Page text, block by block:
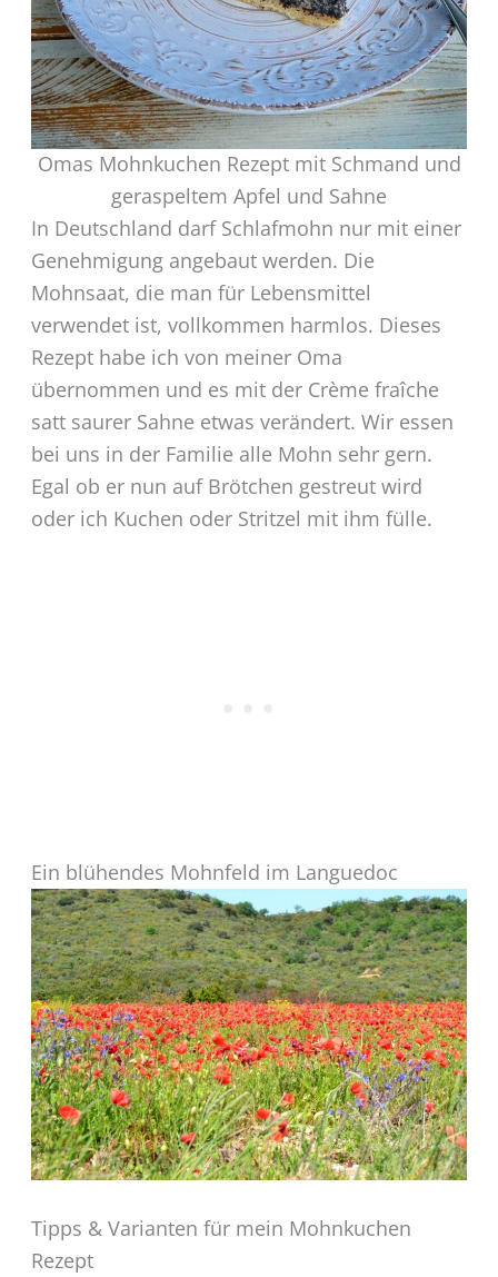
Omas Mohnkuchen Rezept mit Schmand und
geraspeltem Apfel und Sahne
In Deutschland darf Schlafmohn nur mit einer
Genehmigung angebaut werden. Die
Mohnsaat, die man für Lebensmittel
verwendet ist, vollkommen harmlos. Dieses
Rezept habe ich von meiner Oma
übernommen und es mit der Crème fraîche
satt saurer Sahne etwas verändert. Wir essen
bei uns in der Familie alle Mohn sehr gern.
Egal ob er nun auf Brötchen gestreut wird
oder ich Kuchen oder Stritzel mit ihm fülle.
Ein blühendes Mohnfeld im Languedoc
Tipps & Varianten für mein Mohnkuchen
Rezept